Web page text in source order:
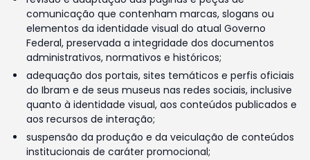
comunicação que contenham marcas, slogans ou
elementos da identidade visual do atual Governo
Federal, preservada a integridade dos documentos
administrativos, normativos e históricos;
adequação dos portais, sites temáticos e perfis oficiais
do Ibram e de seus museus nas redes sociais, inclusive
quanto à identidade visual, aos conteúdos publicados e
aos recursos de interação;
suspensão da produção e da veiculação de conteúdos
institucionais de caráter promocional;